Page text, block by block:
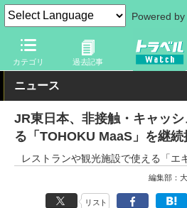
Powered by
カテゴリ 過去記事
トラベル Watch 地域 国内旅行 東
ニュース
JR東日本、非接触・キャッ
る「TOHOKU MaaS」を継続
レストランや観光施設で使える「エ
編集部：
リスト